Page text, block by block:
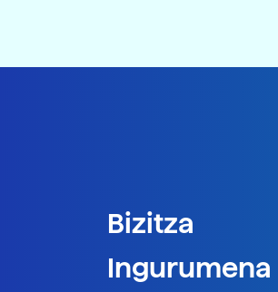
Bizitza
Ingurumena